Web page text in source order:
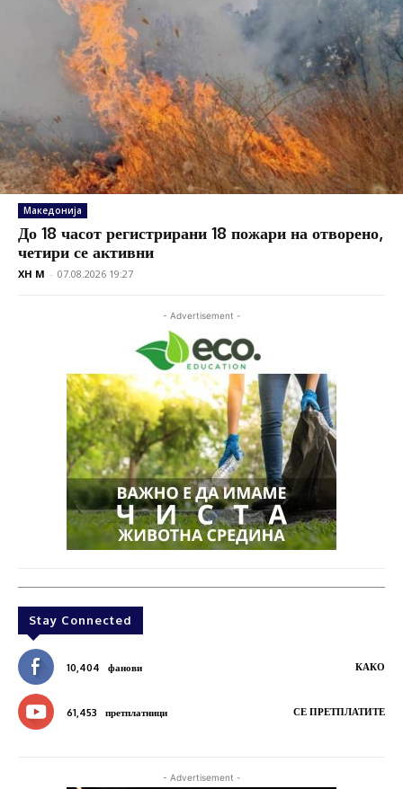
Македонија
До 18 часот регистрирани 18 пожари на отворено,
четири се активни
XH M - 07.08.2026 19:27
- Advertisement -
Stay Connected
10,404 фанови КАКО
61,453 претплатници СЕ ПРЕТПЛАТИТЕ
- Advertisement -